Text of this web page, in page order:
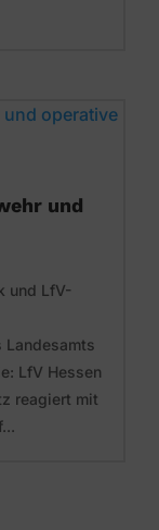
und
und LfV-
Landesamts
LfV Hessen
reagiert mit